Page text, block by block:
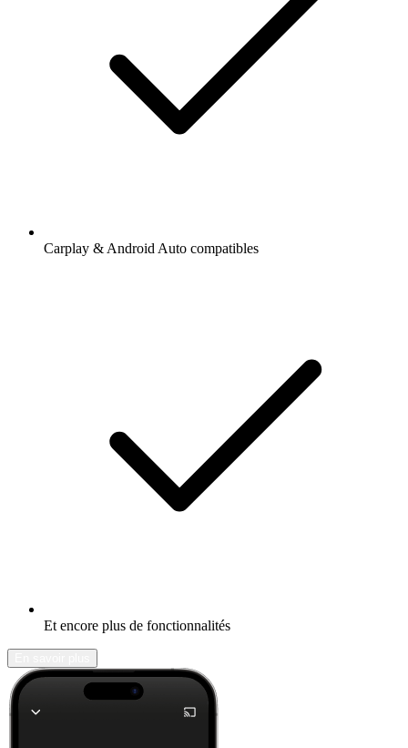
Carplay & Android Auto compatibles
Et encore plus de fonctionnalités